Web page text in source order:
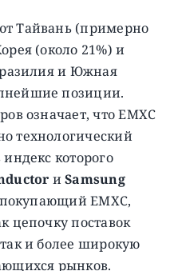
Тайвань (примерно
(около 21%) и
и Южная
позиции.
означает, что EMXC
технологический
которого
иSamsung
EMXC,
цепочку поставок
и более широкую
рынков.